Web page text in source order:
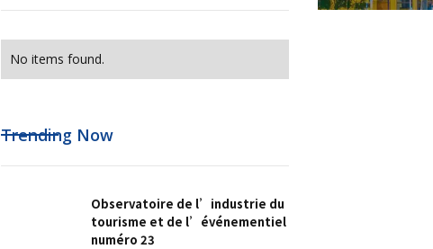
No items found.
Trending Now
Observatoire de l’industrie du
tourisme et de l’événementiel
numéro 23